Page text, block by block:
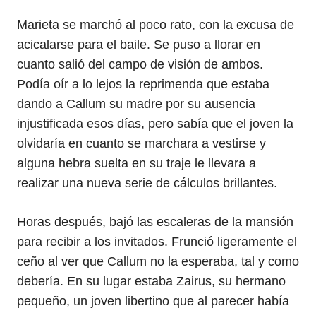
Marieta se marchó al poco rato, con la excusa de
acicalarse para el baile. Se puso a llorar en
cuanto salió del campo de visión de ambos.
Podía oír a lo lejos la reprimenda que estaba
dando a Callum su madre por su ausencia
injustificada esos días, pero sabía que el joven la
olvidaría en cuanto se marchara a vestirse y
alguna hebra suelta en su traje le llevara a
realizar una nueva serie de cálculos brillantes.
Horas después, bajó las escaleras de la mansión
para recibir a los invitados. Frunció ligeramente el
ceño al ver que Callum no la esperaba, tal y como
debería. En su lugar estaba Zairus, su hermano
pequeño, un joven libertino que al parecer había